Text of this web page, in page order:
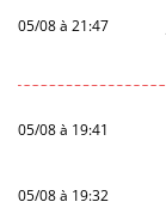
05/08 à 21:47
05/08 à 19:41
05/08 à 19:32